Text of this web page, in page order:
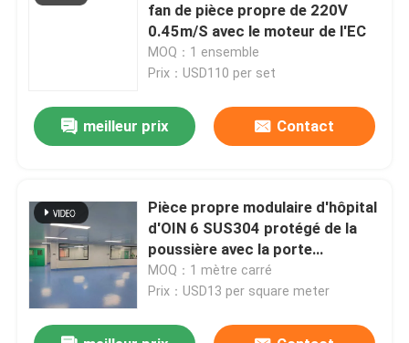
fan de pièce propre de 220V
0.45m/S avec le moteur de l'EC
MOQ：1 ensemble
Prix：USD110 per set
meilleur prix Contact
Pièce propre modulaire d'hôpital
d'OIN 6 SUS304 protégé de la
poussière avec la porte
coulissante
MOQ：1 mètre carré
Prix：USD13 per square meter